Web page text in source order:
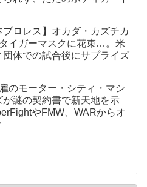
プロレス】オカダ・カズチカ
イガーマスクに花束…。米
団体での試合後にサプライズ
のモーター・シティ・マシ
が謎の契約書で新天地を示
やFMW、WARからオ